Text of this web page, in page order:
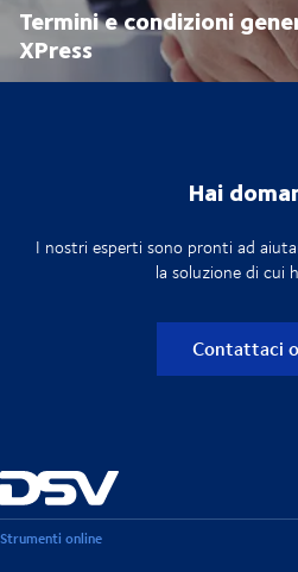
Termini e condizioni
XPress
Hai
I nostri esperti sono pronti ad
la soluzione di cui
Contattaci
Strumenti online